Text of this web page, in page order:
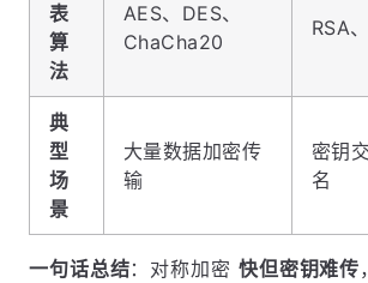
表
算
法
AES、DES、
ChaCha20
RSA
典
型
场
景
大量数据加密传
输
密钥
名
一句话总结：对称加密 快但密钥难传